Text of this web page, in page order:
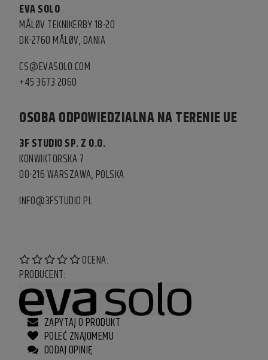
EVA SOLO
MÅLØV TEKNIKERBY 18-20
DK-2760 MÅLØV, DANIA
CS@EVASOLO.COM
+45 3673 2060
OSOBA ODPOWIEDZIALNA NA TERENIE UE
3F STUDIO SP. Z O.O.
KONWIKTORSKA 7
00-216 WARSZAWA, POLSKA
INFO@3FSTUDIO.PL
OCENA:
PRODUCENT:
ZAPYTAJ O PRODUKT
POLEĆ ZNAJOMEMU
DODAJ OPINIĘ